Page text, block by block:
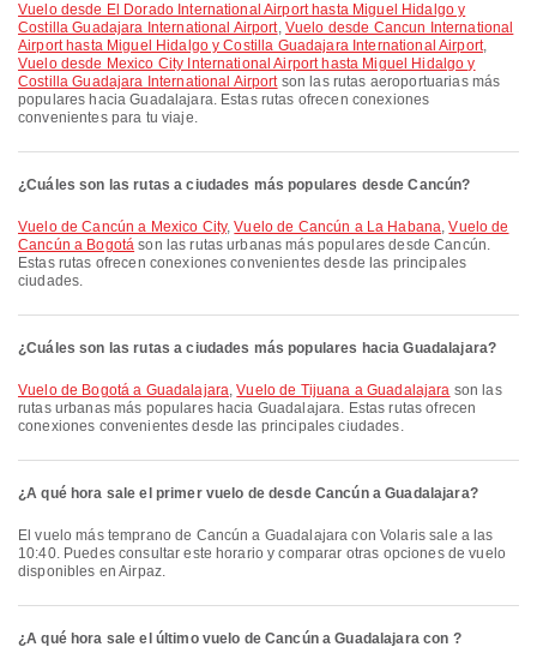
Vuelo desde El Dorado International Airport hasta Miguel Hidalgo y
Costilla Guadajara International Airport, Vuelo desde Cancun International
Airport hasta Miguel Hidalgo y Costilla Guadajara International Airport,
Vuelo desde Mexico City International Airport hasta Miguel Hidalgo y
Costilla Guadajara International Airportson las rutas aeroportuarias más
populares hacia Guadalajara. Estas rutas ofrecen conexiones
convenientes para tu viaje.
¿Cuáles son las rutas a ciudades más populares desde Cancún?
Vuelo de Cancún a Mexico City,Vuelo de Cancún a La Habana,Vuelo de
Cancún a Bogotá son las rutas urbanas más populares desde Cancún.
Estas rutas ofrecen conexiones convenientes desde las principales
ciudades.
¿Cuáles son las rutas a ciudades más populares hacia Guadalajara?
Vuelo de Bogotá a Guadalajara,Vuelo de Tijuana a Guadalajara son las
rutas urbanas más populares hacia Guadalajara. Estas rutas ofrecen
conexiones convenientes desde las principales ciudades.
¿A qué hora sale el primer vuelo de desde Cancún a Guadalajara?
El vuelo más temprano de Cancún a Guadalajara con Volaris sale a las
10:40. Puedes consultar este horario y comparar otras opciones de vuelo
disponibles en Airpaz.
¿A qué hora sale el último vuelo de Cancún a Guadalajara con ?